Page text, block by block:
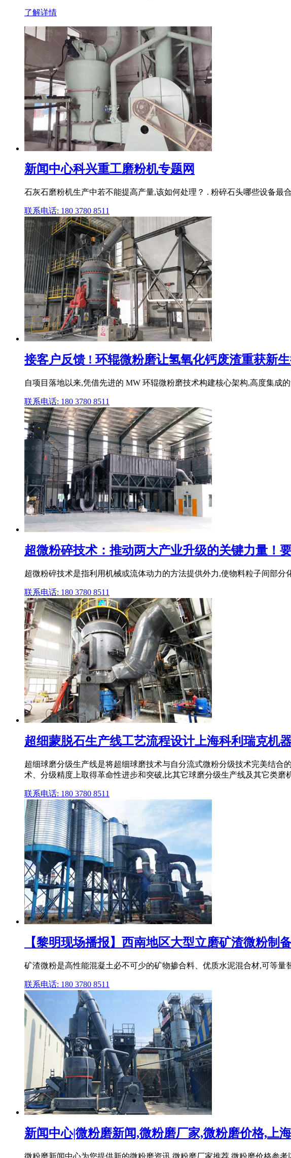
了解详情
新闻中心科兴重工磨粉机专题网
石灰石磨粉机生产中若不能提高产量,该如何处理？ . 粉碎石头哪些设备
联系电话: 180 3780 8511
接客户反馈 ! 环辊微粉磨让氢氧化钙废渣重获新
自项目落地以来,凭借先进的 MW 环辊微粉磨技术构建核心架构,高度集成
联系电话: 180 3780 8511
超微粉碎技术：推动两大产业升级的关键力量！
超微粉碎技术是指利用机械或流体动力的方法提供外力,使物料粒子间部
联系电话: 180 3780 8511
超细蒙脱石生产线工艺流程设计上海科利瑞克机
超细球磨分级生产线是将超细球磨技术与自分流式微粉分级技术完美结
术、分级精度上取得革命性进步和突破,比其它球磨分级生产线及其它类磨
联系电话: 180 3780 8511
【黎明现场播报】西南地区大型立磨矿渣微粉制
矿渣微粉是高性能混凝土必不可少的矿物掺合料、优质水泥混合材,可等
联系电话: 180 3780 8511
新闻中心|微粉磨新闻,微粉磨厂家,微粉磨价格,上
微粉磨新闻中心为您提供新的微粉磨资讯,微粉磨厂家推荐,微粉磨价格参